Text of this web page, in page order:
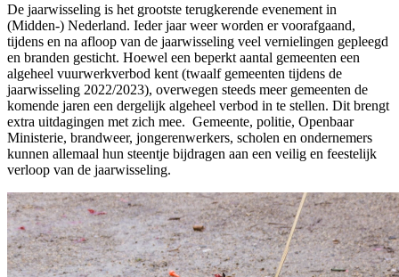
De jaarwisseling is het grootste terugkerende evenement in
(Midden-) Nederland. Ieder jaar weer worden er voorafgaand,
tijdens en na afloop van de jaarwisseling veel vernielingen gepleegd
en branden gesticht. Hoewel een beperkt aantal gemeenten een
algeheel vuurwerkverbod kent (twaalf gemeenten tijdens de
jaarwisseling 2022/2023), overwegen steeds meer gemeenten de
komende jaren een dergelijk algeheel verbod in te stellen. Dit brengt
extra uitdagingen met zich mee. Gemeente, politie, Openbaar
Ministerie, brandweer, jongerenwerkers, scholen en ondernemers
kunnen allemaal hun steentje bijdragen aan een veilig en feestelijk
verloop van de jaarwisseling.